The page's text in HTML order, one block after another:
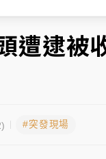
壓2車
遭逮
#突發現場